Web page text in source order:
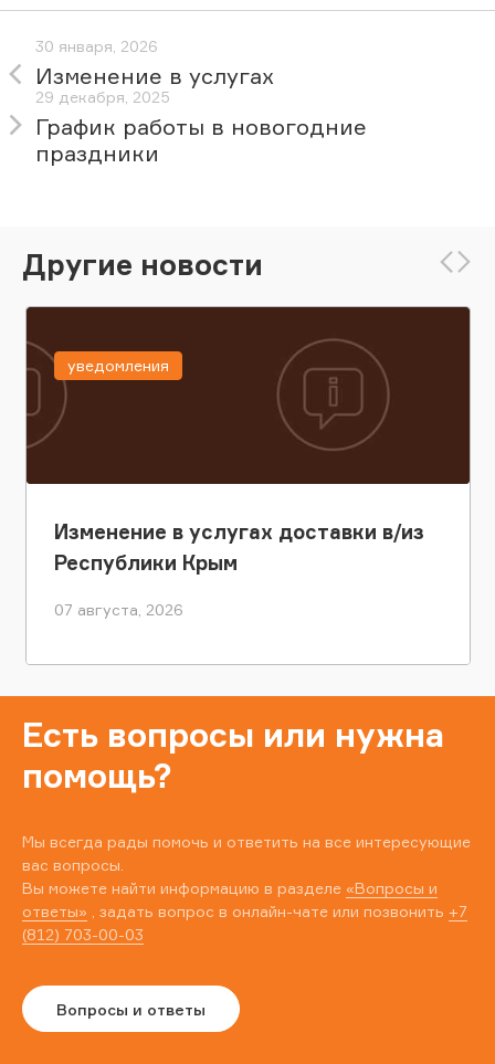
30 января, 2026
Изменение в услугах
29 декабря, 2025
График работы в новогодние
праздники
Другие новости
Изменение в услугах доставки в/из
Республики Крым
07 августа, 2026
уведомления
Есть вопросы или нужна
помощь?
Мы всегда рады помочь и ответить на все интересующие
вас вопросы.
Вы можете найти информацию в разделе «Вопросы и
ответы» , задать вопрос в онлайн-чате или позвонить +7
(812) 703-00-03
Вопросы и ответы